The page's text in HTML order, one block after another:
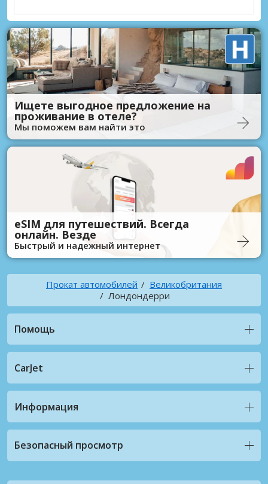
Ищете выгодное предложение на
проживание в отеле?
Мы поможем вам найти это
eSIM для путешествий. Всегда
онлайн. Везде
Быстрый и надежный интернет
Прокат автомобилей
Великобритания
Лондондерри
Помощь
CarJet
Информация
Безопасный просмотр